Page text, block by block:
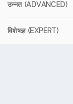
उन्नत (ADVANCED)
विशेषज्ञ (EXPERT)